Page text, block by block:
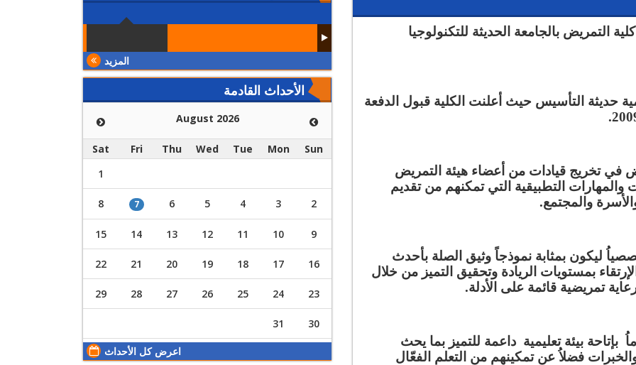
بالجامعة الحديثة للتكنولوجيا
حديثة التأسيس حيث أعلنت الكلية قبول الدفعة
في تخريج قيادات من أعضاء هيئة التمريض
التطبيقية التي تمكنهم من تقديم
والمجتمع.
ليكون بمثابة نموذجاً وثيق الصلة بأحدث
بمستويات الريادة وتحقيق التميز من خلال
تمريضية قائمة على الأدلة.
بإتاحة بيئة تعليمية داعمة للتميز بما يحث
فضلاُ عن تمكينهم من التعلم الفعّال
المزيد
الأحداث القادمة
August 2026
Sun
Mon
Tue
Wed
Thu
Fri
Sat
1
2
3
4
5
6
7
8
9
10
11
12
13
14
15
16
17
18
19
20
21
22
23
24
25
26
27
28
29
30
31
اعرض كل الأحداث